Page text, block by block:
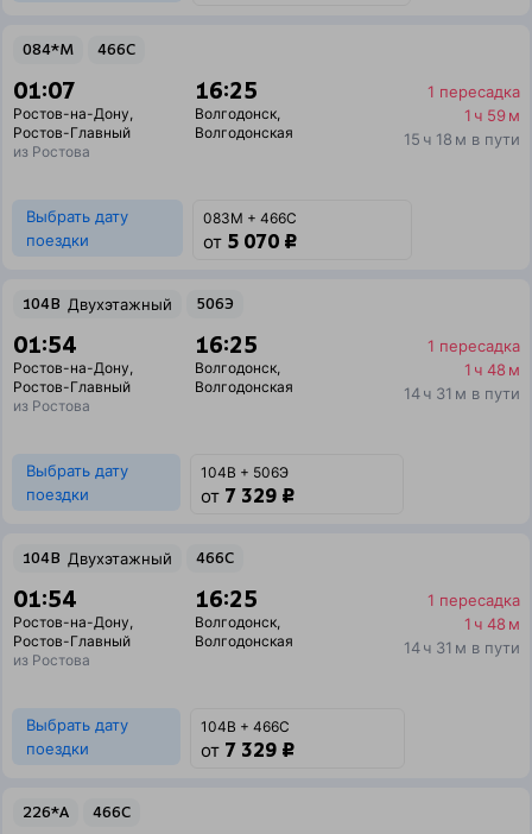
084*М 466С
01:07
Ростов-на-Дону,
Ростов-Главный
из Ростова
16:25
Волгодонск,
Волгодонская
1 пересадка
1 ч 59 м
15 ч 18 м в пути
Выбрать дату
поездки
083М + 466С
от 5 070 ₽
104В Двухэтажный 506Э
01:54
Ростов-на-Дону,
Ростов-Главный
из Ростова
16:25
Волгодонск,
Волгодонская
1 пересадка
1 ч 48 м
14 ч 31 м в пути
Выбрать дату
поездки
104В + 506Э
от 7 329 ₽
104В Двухэтажный 466С
01:54
Ростов-на-Дону,
Ростов-Главный
из Ростова
16:25
Волгодонск,
Волгодонская
1 пересадка
1 ч 48 м
14 ч 31 м в пути
Выбрать дату
поездки
104В + 466С
от 7 329 ₽
226*А 466С